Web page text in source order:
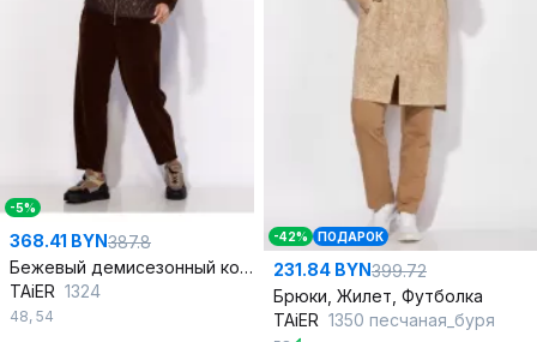
-5%
368.41 BYN387.8
Бежевый демисезонный комплект из куртки и брюк вельвет
TAiER 1324
48, 54
-42% ПОДАРОК
231.84 BYN399.72
Брюки, Жилет, Футболка
TAiER 1350 песчаная_буря